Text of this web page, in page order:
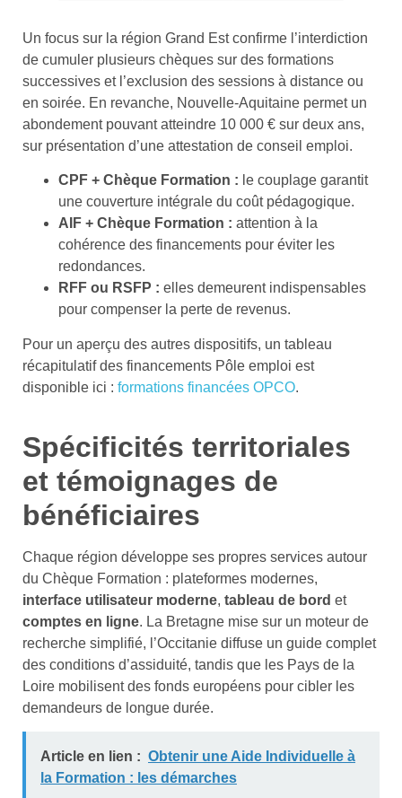
Un focus sur la région Grand Est confirme l’interdiction
de cumuler plusieurs chèques sur des formations
successives et l’exclusion des sessions à distance ou
en soirée. En revanche, Nouvelle-Aquitaine permet un
abondement pouvant atteindre 10 000 € sur deux ans,
sur présentation d’une attestation de conseil emploi.
CPF + Chèque Formation : le couplage garantit
une couverture intégrale du coût pédagogique.
AIF + Chèque Formation : attention à la
cohérence des financements pour éviter les
redondances.
RFF ou RSFP : elles demeurent indispensables
pour compenser la perte de revenus.
Pour un aperçu des autres dispositifs, un tableau
récapitulatif des financements Pôle emploi est
disponible ici : formations financées OPCO.
Spécificités territoriales
et témoignages de
bénéficiaires
Chaque région développe ses propres services autour
du Chèque Formation : plateformes modernes,
interface utilisateur moderne, tableau de bord et
comptes en ligne. La Bretagne mise sur un moteur de
recherche simplifié, l’Occitanie diffuse un guide complet
des conditions d’assiduité, tandis que les Pays de la
Loire mobilisent des fonds européens pour cibler les
demandeurs de longue durée.
Article en lien : Obtenir une Aide Individuelle à
la Formation : les démarches